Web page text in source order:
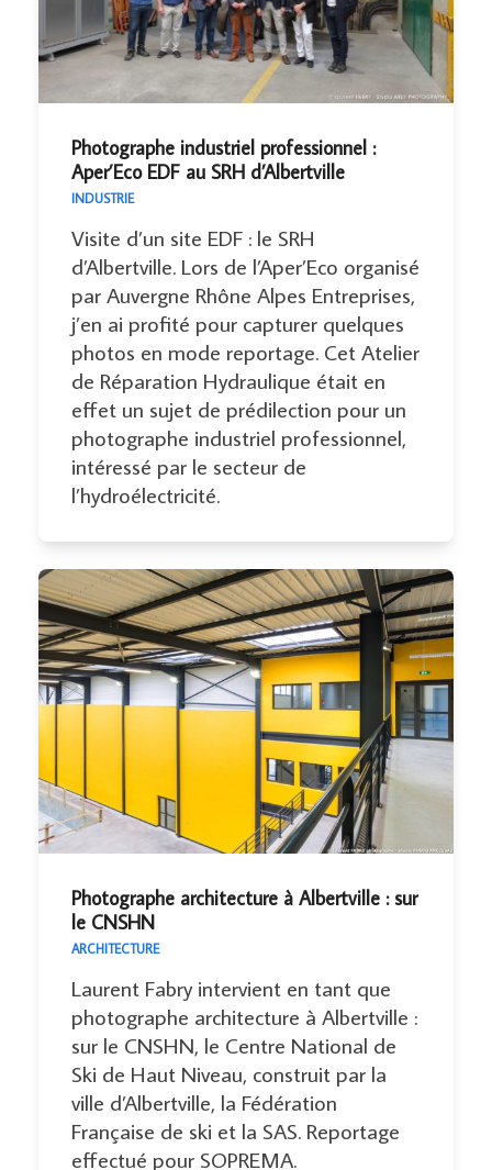
Photographe industriel professionnel :
Aper’Eco EDF au SRH d’Albertville
INDUSTRIE
Visite d’un site EDF : le SRH
d’Albertville. Lors de l’Aper’Eco organisé
par Auvergne Rhône Alpes Entreprises,
j’en ai profité pour capturer quelques
photos en mode reportage. Cet Atelier
de Réparation Hydraulique était en
effet un sujet de prédilection pour un
photographe industriel professionnel,
intéressé par le secteur de
l’hydroélectricité.
Photographe architecture à Albertville : sur
le CNSHN
ARCHITECTURE
Laurent Fabry intervient en tant que
photographe architecture à Albertville :
sur le CNSHN, le Centre National de
Ski de Haut Niveau, construit par la
ville d’Albertville, la Fédération
Française de ski et la SAS. Reportage
effectué pour SOPREMA.